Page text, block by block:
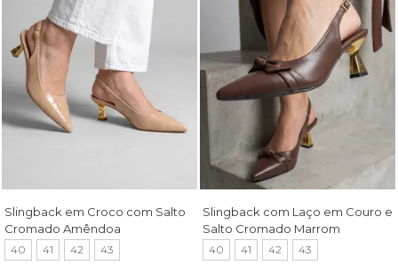
Slingback em Croco com Salto
Cromado Amêndoa
40 41 42 43
Slingback com Laço em Couro e
Salto Cromado Marrom
40 41 42 43